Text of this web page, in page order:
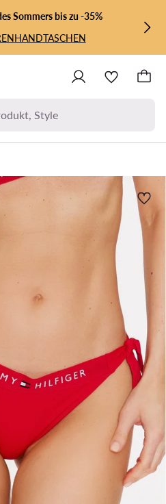
Sommers bis zu -35%
HANDTASCHEN
Style